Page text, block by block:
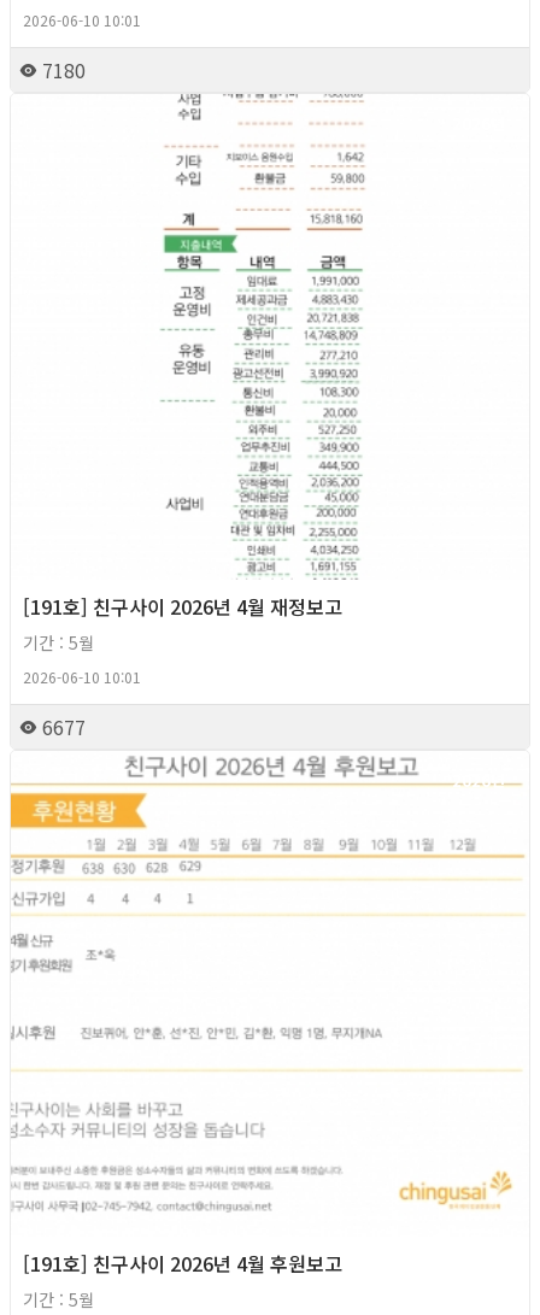
2026-06-10 10:01
7180
[191호] 친구사이 2026년 4월 재정보고
기간 : 5월
2026-06-10 10:01
6677
2026년
[191호] 친구사이 2026년 4월 후원보고
기간 : 5월